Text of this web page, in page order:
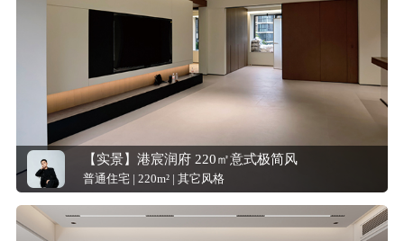
【实景】港宸润府 220㎡意式极简风
普通住宅 | 220m² | 其它风格